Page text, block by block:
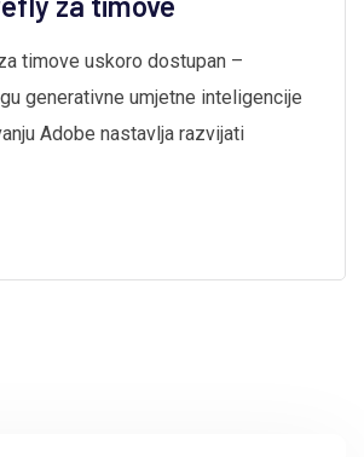
timove uskoro dostupan –
generativne umjetne inteligencije
Adobe nastavlja razvijati